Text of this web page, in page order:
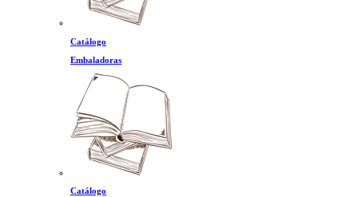
Catálogo
Embaladoras
Catálogo